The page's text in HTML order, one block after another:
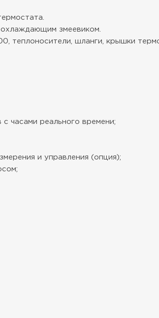
змеевиком.
теплоносители, шланги, крышки
часами реального времени;
и управления (опция);